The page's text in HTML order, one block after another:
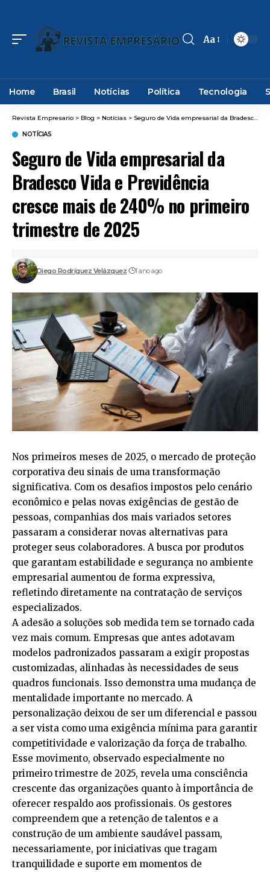
Font
Aa
Home Brasil Notícias Política Tecnologia
Revista Empresario > Blog > Notícias > Seguro de Vida empresarial da Bradesco Vida e Previdência cresce mais de 240% no primeiro trimestre de 2025
NOTÍCIAS
Seguro de Vida empresarial da
Bradesco Vida e Previdência
cresce mais de 240% no primeiro
trimestre de 2025
Diego Rodríguez Velázquez 1 ano ago
Nos primeiros meses de 2025, o mercado de proteção
corporativa deu sinais de uma transformação
significativa. Com os desafios impostos pelo cenário
econômico e pelas novas exigências de gestão de
pessoas, companhias dos mais variados setores
passaram a considerar novas alternativas para
proteger seus colaboradores. A busca por produtos
que garantam estabilidade e segurança no ambiente
empresarial aumentou de forma expressiva,
refletindo diretamente na contratação de serviços
especializados.
A adesão a soluções sob medida tem se tornado cada
vez mais comum. Empresas que antes adotavam
modelos padronizados passaram a exigir propostas
customizadas, alinhadas às necessidades de seus
quadros funcionais. Isso demonstra uma mudança de
mentalidade importante no mercado. A
personalização deixou de ser um diferencial e passou
a ser vista como uma exigência mínima para garantir
competitividade e valorização da força de trabalho.
Esse movimento, observado especialmente no
primeiro trimestre de 2025, revela uma consciência
crescente das organizações quanto à importância de
oferecer respaldo aos profissionais. Os gestores
compreendem que a retenção de talentos e a
construção de um ambiente saudável passam,
necessariamente, por iniciativas que tragam
tranquilidade e suporte em momentos de